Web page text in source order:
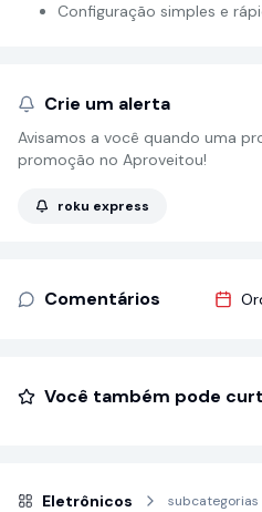
Configuração simples e
Crie um alerta
Avisamos a você quando uma
promoção no Aproveitou!
roku express
Comentários
Você também pode
Eletrônicos subcategorias